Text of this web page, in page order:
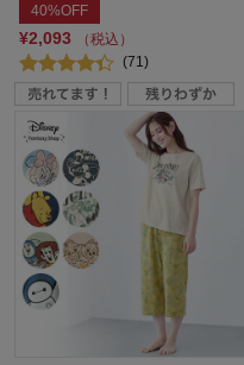
40%OFF
¥2,093
（税込）
(71)